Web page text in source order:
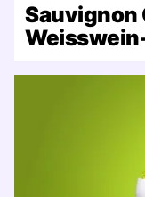
Sauvignon